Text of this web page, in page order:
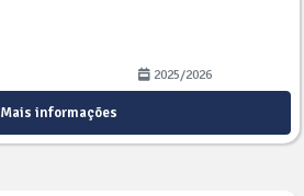
2025/2026
Mais informações